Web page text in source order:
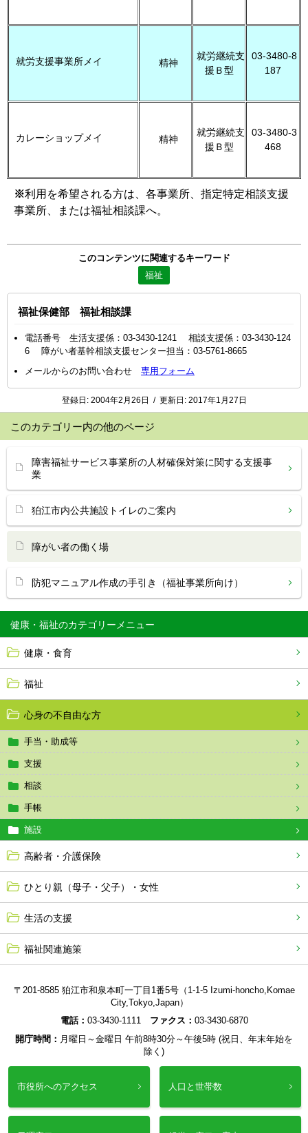
健康・福祉
健康・食育
福祉
心身の不自由な方
手当・助成等
支援
相談
手帳
施設
高齢者・介護保険
ひとり親（母子・父子）・女性
生活の支援
福祉関連施策
就労支援事業所メイ 精神
就労継続支
援Ｂ型
03-3480-8
187
カレーショップメイ 精神
就労継続支
援Ｂ型
03-3480-3
468
※利用を希望される方は、各事業所、指定特定相談支援
事業所、または福祉相談課へ。
このコンテンツに関連するキーワード
福祉
福祉保健部 福祉相談課
電話番号 生活支援係：03-3430-1241 相談支援係：03-3430-124
6 障がい者基幹相談支援センター担当：03-5761-8665
メールからのお問い合わせ 専用フォーム
登録日: 2004年2月26日 / 更新日: 2017年1月27日
このカテゴリー内の他のページ
障害福祉サービス事業所の人材確保対策に関する支援事
業
狛江市内公共施設トイレのご案内
障がい者の働く場
防犯マニュアル作成の手引き（福祉事業所向け）
〒201-8585 狛江市和泉本町一丁目1番5号（1-1-5 Izumi-honcho,Komae
City,Tokyo,Japan）
電話： 03-3430-1111 ファクス： 03-3430-6870
開庁時間： 月曜日～金曜日 午前8時30分～午後5時 (祝日、年末年始を
除く)
市役所へのアクセス 人口と世帯数